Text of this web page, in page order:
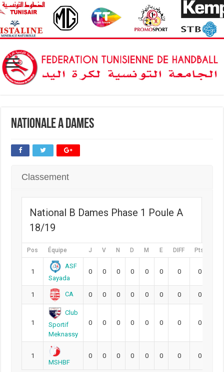
Nationale A Dames
Classement
National B Dames Phase 1 Poule A
18/19
Pos Équipe J V N D M E DIFF Pts
1
ASF
Sayada
0 0 0 0 0 0 0 0
1 CA 0 0 0 0 0 0 0 0
1
Club
Sportif
Meknassy
0 0 0 0 0 0 0 0
1
MSHBF
0 0 0 0 0 0 0 0